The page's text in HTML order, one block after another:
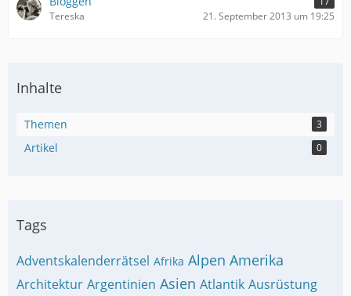
Tereska
21. September 2013 um 19:25
Inhalte
Themen 3
Artikel 0
Tags
Adventskalenderrätsel Afrika Alpen Amerika
Architektur Argentinien Asien Atlantik Ausrüstung